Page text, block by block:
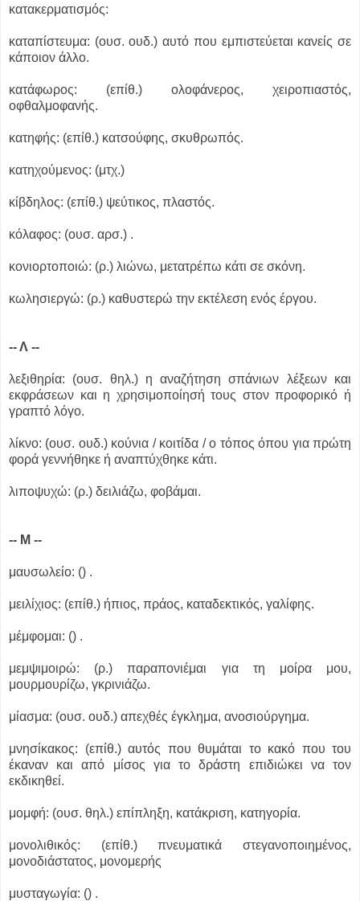
κατακερματισμός:
καταπίστευμα: (ουσ. ουδ.) αυτό που εμπιστεύεται κανείς σε
κάποιον άλλο.
κατάφωρος: (επίθ.) ολοφάνερος, χειροπιαστός,
οφθαλμοφανής.
κατηφής: (επίθ.) κατσούφης, σκυθρωπός.
κατηχούμενος: (μτχ.)
κίβδηλος: (επίθ.) ψεύτικος, πλαστός.
κόλαφος: (ουσ. αρσ.) .
κονιορτοποιώ: (ρ.) λιώνω, μετατρέπω κάτι σε σκόνη.
κωλησιεργώ: (ρ.) καθυστερώ την εκτέλεση ενός έργου.
-- Λ --
λεξιθηρία: (ουσ. θηλ.) η αναζήτηση σπάνιων λέξεων και
εκφράσεων και η χρησιμοποίησή τους στον προφορικό ή
γραπτό λόγο.
λίκνο: (ουσ. ουδ.) κούνια / κοιτίδα / ο τόπος όπου για πρώτη
φορά γεννήθηκε ή αναπτύχθηκε κάτι.
λιποψυχώ: (ρ.) δειλιάζω, φοβάμαι.
-- Μ --
μαυσωλείο: () .
μειλίχιος: (επίθ.) ήπιος, πράος, καταδεκτικός, γαλίφης.
μέμφομαι: () .
μεμψιμοιρώ: (ρ.) παραπονιέμαι για τη μοίρα μου,
μουρμουρίζω, γκρινιάζω.
μίασμα: (ουσ. ουδ.) απεχθές έγκλημα, ανοσιούργημα.
μνησίκακος: (επίθ.) αυτός που θυμάται το κακό που του
έκαναν και από μίσος για το δράστη επιδιώκει να τον
εκδικηθεί.
μομφή: (ουσ. θηλ.) επίπληξη, κατάκριση, κατηγορία.
μονολιθικός: (επίθ.) πνευματικά στεγανοποιημένος,
μονοδιάστατος, μονομερής
μυσταγωγία: () .